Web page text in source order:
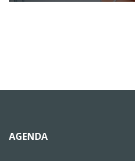
AGENDA